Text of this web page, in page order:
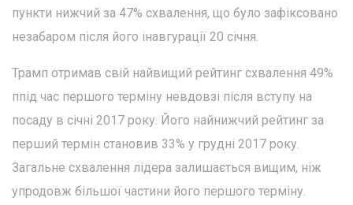
пункти нижчий за 47% схвалення, що було зафіксовано
незабаром після його інавгурації 20 січня.
Трамп отримав свій найвищий рейтинг схвалення 49%
ппід час першого терміну невдовзі після вступу на
посаду в січні 2017 року. Його найнижчий рейтинг за
перший термін становив 33% у грудні 2017 року.
Загальне схвалення лідера залишається вищим, ніж
упродовж більшої частини його першого терміну.